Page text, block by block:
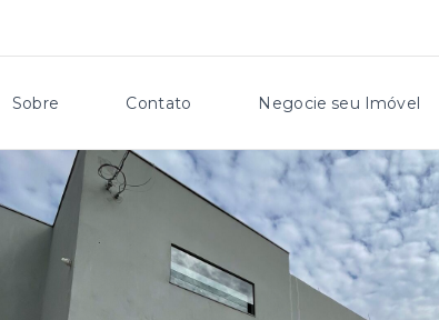
Sobre Contato Negocie seu Imóvel